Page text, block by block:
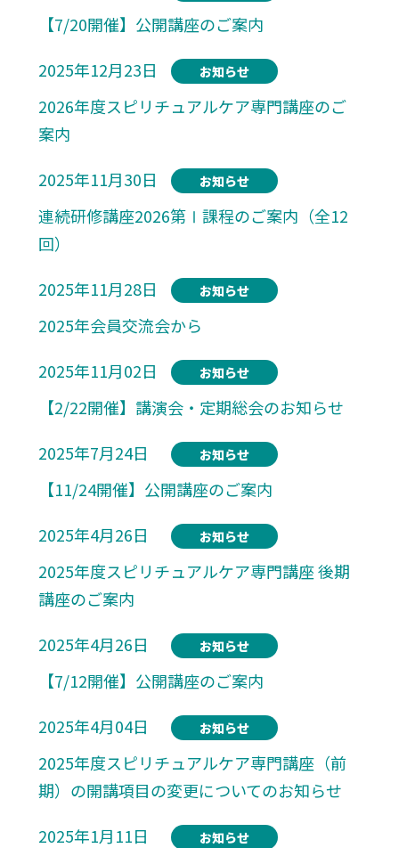
【7/20開催】公開講座のご案内
2025年12月23日
お知らせ
2026年度スピリチュアルケア専門講座のご
案内
2025年11月30日
お知らせ
連続研修講座2026第Ⅰ課程のご案内（全12
回）
2025年11月28日
お知らせ
2025年会員交流会から
2025年11月02日
お知らせ
【2/22開催】講演会・定期総会のお知らせ
2025年7月24日
お知らせ
【11/24開催】公開講座のご案内
2025年4月26日
お知らせ
2025年度スピリチュアルケア専門講座 後期
講座のご案内
2025年4月26日
お知らせ
【7/12開催】公開講座のご案内
2025年4月04日
お知らせ
2025年度スピリチュアルケア専門講座（前
期）の開講項目の変更についてのお知らせ
2025年1月11日
お知らせ